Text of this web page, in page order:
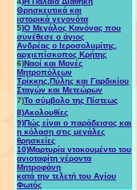
Θρησκευτικά και
ιστορικά γεγονότα
5)Ο Μεγάλος Κανόνας που
συνέθεσε ο άγιος
Ανδρέας ο Ιεροσολυμίτης,
αρχιεπίσκοπος Κρήτης
6)Ναοί και Μονές
Μητροπόλεων
Τρίκκης,Πύλης και Γαρδικίου
Σταγών και Μετεώρων
7)Το σύμβολο της Πίστεως
8)Ακολουθίες
9)Πώς είναι ο παράδεισος και
η κόλαση στις μεγάλες
θρησκείες
10)Mαρτυρία ντοκουμέντο του
αγιοταφίτη γέροντα
Μητροφάνη
κατά την τελετή του Αγίου
Φωτός